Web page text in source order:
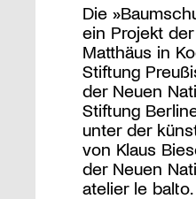
Die
ein Projekt
Matthäus in
Stiftung
der Neuen
Stiftung
unter der
von Klaus
der Neuen
atelier le balto.